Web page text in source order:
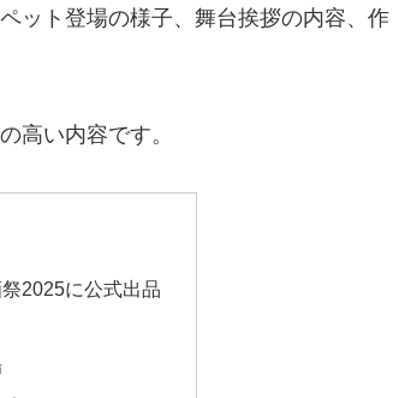
ット登場の様子、舞台挨拶の内容、作
高い内容です。
2025に公式出品